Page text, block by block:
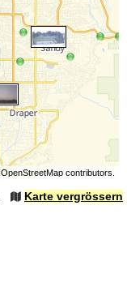
OpenStreetMapcontributors.
Karte vergrössern